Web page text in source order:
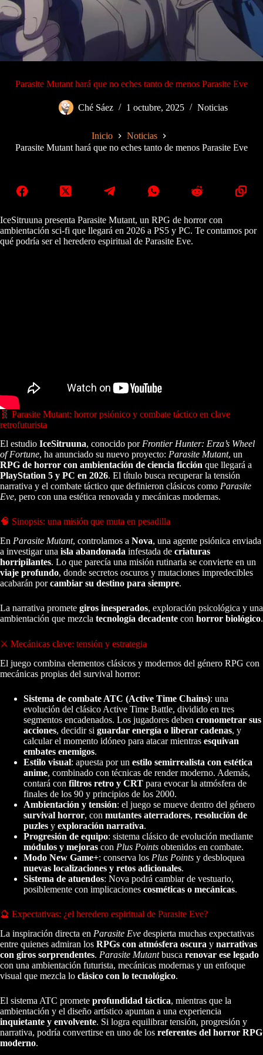
Parasite Mutant hará que no eches tanto de menos Parasite Eve
Ché Sáez 1 octubre, 2025 Noticias
Inicio
Noticias
Parasite Mutant hará que no eches tanto de menos Parasite Eve
IceSitruuna presenta Parasite Mutant, un RPG de horror con
ambientación sci-fi que llegará en 2026 a PS5 y PC. Te contamos por
qué podría ser el heredero espiritual de Parasite Eve.
🧬 Parasite Mutant: horror psiónico y combate táctico en clave
retrofuturista
El estudio IceSitruuna, conocido porFrontier Hunter: Erza’s Wheel
of Fortune, ha anunciado su nuevo proyecto: Parasite Mutant, un
RPG de horror con ambientación de ciencia ficción que llegará a
PlayStation 5 y PC en 2026. El título busca recuperar la tensión
narrativa y el combate táctico que definieron clásicos como Parasite
Eve, pero con una estética renovada y mecánicas modernas.
🧠 Sinopsis: una misión que muta en pesadilla
En Parasite Mutant, controlamos a Nova, una agente psiónica enviada
a investigar una isla abandonada infestada de criaturas
horripilantes. Lo que parecía una misión rutinaria se convierte en un
viaje profundo, donde secretos oscuros y mutaciones impredecibles
acabarán porcambiar su destino para siempre.
La narrativa promete giros inesperados, exploración psicológica y una
ambientación que mezcla tecnología decadente con horror biológico.
⚔️ Mecánicas clave: tensión y estrategia
El juego combina elementos clásicos y modernos del género RPG con
mecánicas propias del survival horror:
Sistema de combate ATC (Active Time Chains): una
evolución del clásico Active Time Battle, dividido en tres
segmentos encadenados. Los jugadores deben cronometrar sus
acciones, decidir si guardar energía o liberar cadenas, y
calcular el momento idóneo para atacar mientras esquivan
embates enemigos.
Estilo visual: apuesta por un estilo semirrealista con estética
anime, combinado con técnicas de render moderno. Además,
contará con filtros retro y CRT para evocar la atmósfera de
finales de los 90 y principios de los 2000.
Ambientación y tensión: el juego se mueve dentro del género
survival horror, con mutantes aterradores, resolución de
puzles y exploración narrativa.
Progresión de equipo: sistema clásico de evolución mediante
módulos y mejoras con Plus Points obtenidos en combate.
Modo New Game+: conserva los Plus Points y desbloquea
nuevas localizaciones y retos adicionales.
Sistema de atuendos: Nova podrá cambiar de vestuario,
posiblemente con implicaciones cosméticas o mecánicas.
🔮 Expectativas: ¿el heredero espiritual de Parasite Eve?
La inspiración directa en Parasite Eve despierta muchas expectativas
entre quienes admiran los RPGs con atmósfera oscura y narrativas
con giros sorprendentes. Parasite Mutantbusca renovar ese legado
con una ambientación futurista, mecánicas modernas y un enfoque
visual que mezcla lo clásico con lo tecnológico.
El sistema ATC promete profundidad táctica, mientras que la
ambientación y el diseño artístico apuntan a una experiencia
inquietante y envolvente. Si logra equilibrar tensión, progresión y
narrativa, podría convertirse en uno de los referentes del horror RPG
moderno.